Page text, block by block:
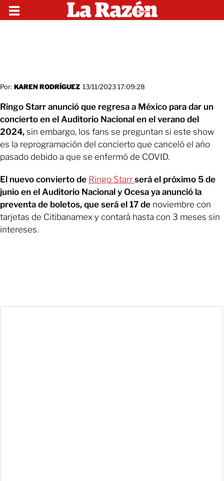
Por: KAREN RODRÍGUEZ 13/11/2023 17:09:28
Ringo Starr anunció que regresa a México para dar un
concierto en el Auditorio Nacional en el verano del
2024, sin embargo, los fans se preguntan si este show
es la reprogramación del concierto que canceló el año
pasado debido a que se enfermó de COVID.
El nuevo convierto de Ringo Starr será el próximo 5 de
junio en el Auditorio Nacional y Ocesa ya anunció la
preventa de boletos, que será el 17 de noviembre con
tarjetas de Citibanamex y contará hasta con 3 meses sin
intereses.